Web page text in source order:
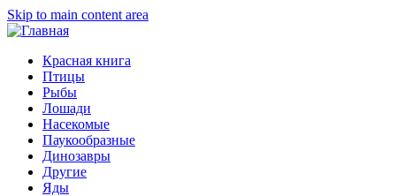
Skip to main content area
Красная книга
Птицы
Рыбы
Лошади
Насекомые
Паукообразные
Динозавры
Другие
Яды